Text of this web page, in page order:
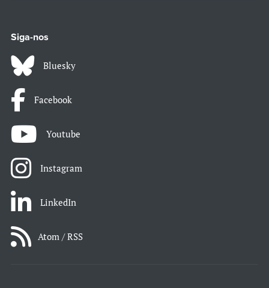
Siga-nos
Bluesky
Facebook
Youtube
Instagram
LinkedIn
Atom / RSS